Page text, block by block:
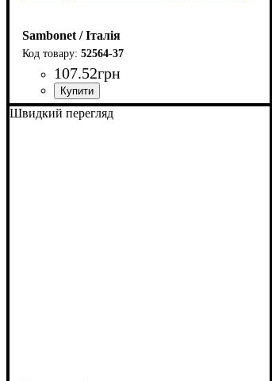
Sambonet / Італія
52564-37
107.52грн
Швидкий перегляд